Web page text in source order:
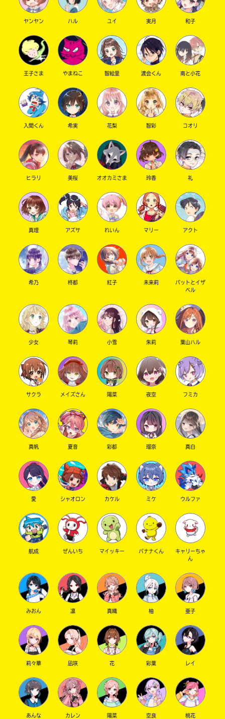
キーワードから探す
オフィシャルアカウント
SNSでシェアする
ヤンヤン ハル ユイ 実月 和子
王子さま やまねこ 智絵里 渡会くん 南と小花
入間くん 希実 花梨 智彩 コオリ
ヒラリ 美桜 オオカミさま 玲香 礼
真理 アズサ れいん マリー アクト
希乃 柊都 紅子 未来莉
パットとイザ
ベル
少女 琴莉 小雪 朱莉 葉山ハル
サクラ メイズさん 陽菜 夜空 フミカ
真帆 夏音 彩都 瑠奈 真白
愛 シャオロン カケル ミケ ウルファ
航成 ぜんいち マイッキー バナナくん
キャリーちゃ
ん
みおん 凛 真織 柚 亜子
莉々華 凪咲 花 彩葉 レイ
あんな カレン 陽菜 空良 桃花